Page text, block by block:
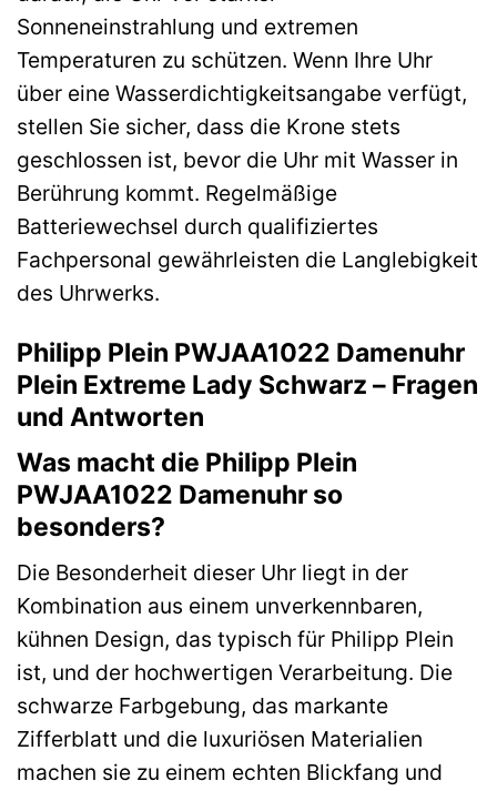
Sonneneinstrahlung und extremen
Temperaturen zu schützen. Wenn Ihre Uhr
über eine Wasserdichtigkeitsangabe verfügt,
stellen Sie sicher, dass die Krone stets
geschlossen ist, bevor die Uhr mit Wasser in
Berührung kommt. Regelmäßige
Batteriewechsel durch qualifiziertes
Fachpersonal gewährleisten die Langlebigkeit
des Uhrwerks.
Philipp Plein PWJAA1022 Damenuhr
Plein Extreme Lady Schwarz – Fragen
und Antworten
Was macht die Philipp Plein
PWJAA1022 Damenuhr so
besonders?
Die Besonderheit dieser Uhr liegt in der
Kombination aus einem unverkennbaren,
kühnen Design, das typisch für Philipp Plein
ist, und der hochwertigen Verarbeitung. Die
schwarze Farbgebung, das markante
Zifferblatt und die luxuriösen Materialien
machen sie zu einem echten Blickfang und